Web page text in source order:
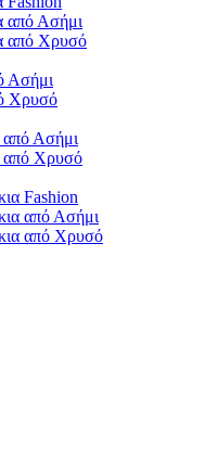
από Ασήμι
από Χρυσό
Ασήμι
Χρυσό
από Ασήμι
από Χρυσό
Fashion
από Ασήμι
από Χρυσό